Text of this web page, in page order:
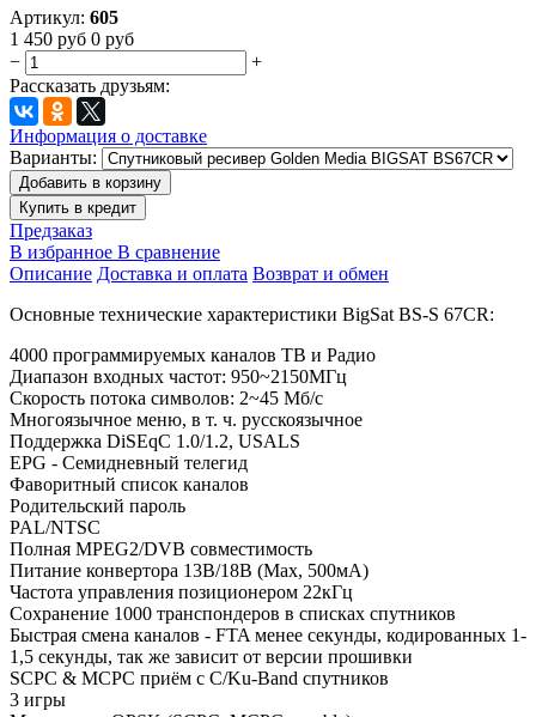
Артикул: 605
1 450 руб 0 руб
−
+
Рассказать друзьям:
Информация о доставке
Варианты:
Добавить в корзину
Купить в кредит
Предзаказ
В избранное В сравнение
Описание Доставка и оплата Возврат и обмен
Основные технические характеристики BigSat BS-S 67CR:
4000 программируемых каналов ТВ и Радио
Диапазон входных частот: 950~2150МГц
Скорость потока символов: 2~45 Мб/с
Многоязычное меню, в т. ч. русскоязычное
Поддержка DiSEqC 1.0/1.2, USALS
EPG - Семидневный телегид
Фаворитный список каналов
Родительский пароль
PAL/NTSC
Полная MPEG2/DVB совместимость
Питание конвертора 13В/18В (Мax, 500мА)
Частота управления позиционером 22кГц
Сохранение 1000 транспондеров в списках спутников
Быстрая смена каналов - FTA менее секунды, кодированных 1-
1,5 секунды, так же зависит от версии прошивки
SCPC & MCPC приём с C/Ku-Band спутников
3 игры